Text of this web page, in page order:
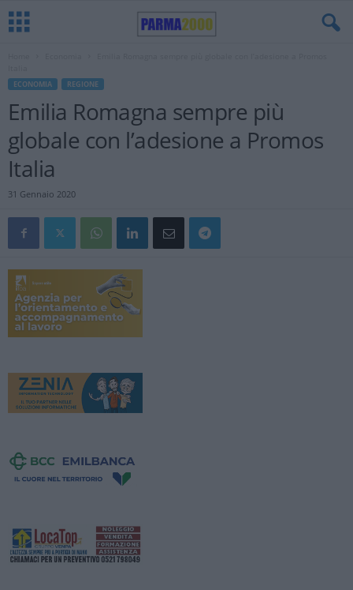
ECONOMIA REGIONE
Emilia Romagna sempre più
globale con l’adesione a Promos
Italia
31 Gennaio 2020